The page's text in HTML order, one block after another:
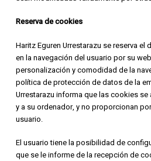
Reserva de cookies
Haritz Eguren Urrestarazu se reserva
en la navegación del usuario por su
personalización y comodidad de la
política de protección de datos de la
Urrestarazu informa que las cookies
y a su ordenador, y no proporcionan
usuario.
El usuario tiene la posibilidad de
que se le informe de la recepción de